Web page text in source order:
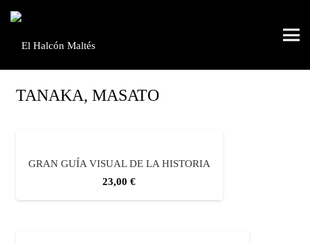
TANAKA, MASATO
GRAN GUÍA VISUAL DE LA HISTORIA
23,00 €